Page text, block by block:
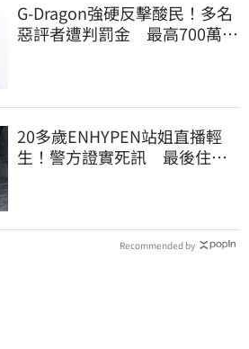
G-Dragon強硬反擊酸民！多名
惡評者遭判罰金 最高700萬韓
20多歲ENHYPEN站姐直播輕
生！警方證實死訊 最後住處
Recommended by